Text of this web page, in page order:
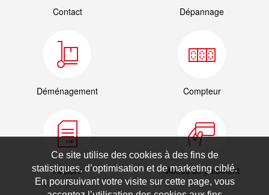
Contact Dépannage
Déménagement Compteur
Facture Modes de paiement
Ce site utilise des cookies à des fins de
statistiques, d’optimisation et de marketing ciblé.
En poursuivant votre visite sur cette page, vous